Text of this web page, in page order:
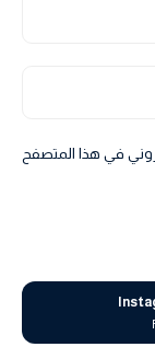
في هذا المتصفح